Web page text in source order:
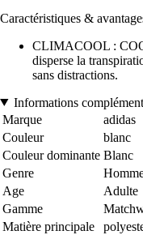
Caractéristiques &
CLIMACOOL :
disperse la
sans distractions.
Informations
Marque
adidas
Couleur
blanc
Couleur dominante Blanc
Genre
Age
Adulte
Gamme
Matière principale